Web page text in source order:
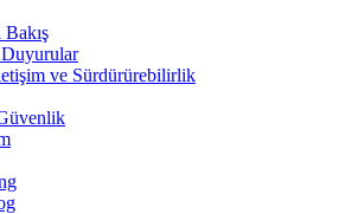
Bakış
ve Sürdürürebilirlik